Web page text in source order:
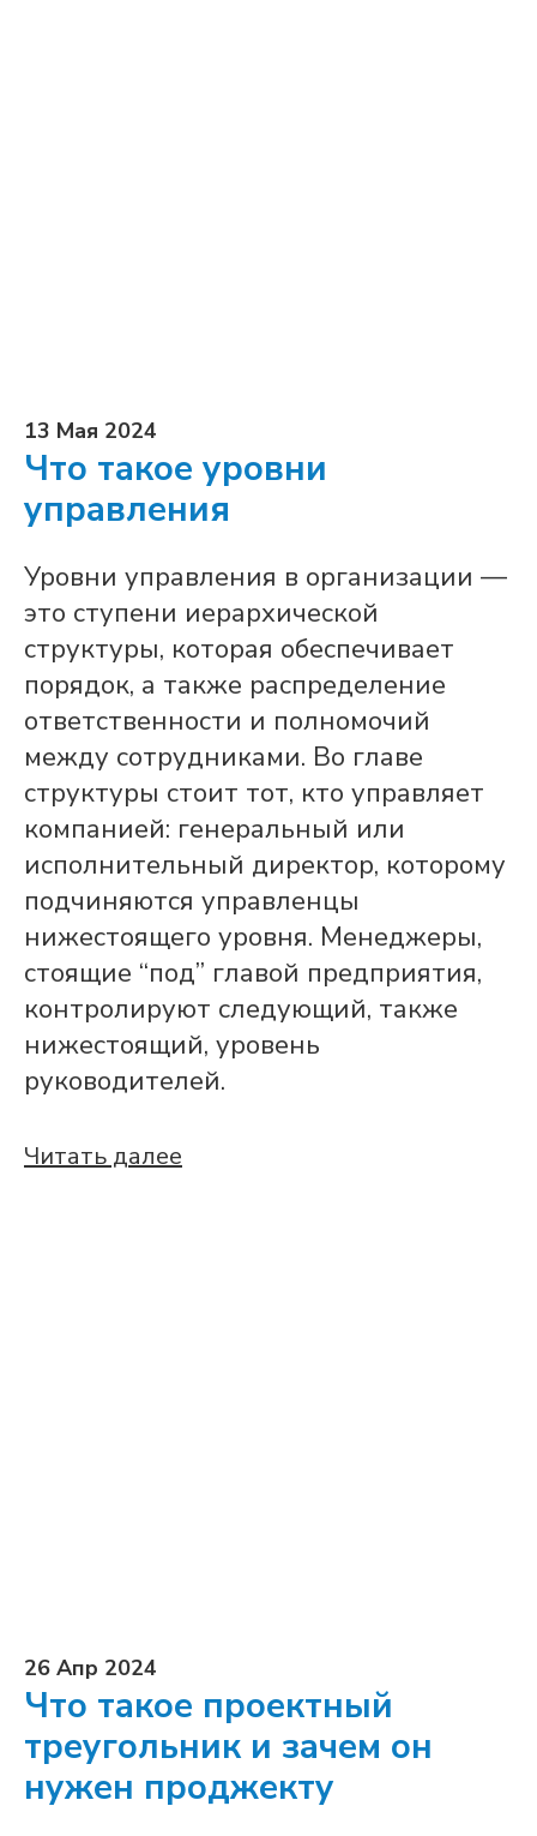
13 Мая 2024
Что такое уровни
управления
Уровни управления в организации —
это ступени иерархической
структуры, которая обеспечивает
порядок, а также распределение
ответственности и полномочий
между сотрудниками. Во главе
структуры стоит тот, кто управляет
компанией: генеральный или
исполнительный директор, которому
подчиняются управленцы
нижестоящего уровня. Менеджеры,
стоящие “под” главой предприятия,
контролируют следующий, также
нижестоящий, уровень
руководителей.
Читать далее
26 Апр 2024
Что такое проектный
треугольник и зачем он
нужен проджекту